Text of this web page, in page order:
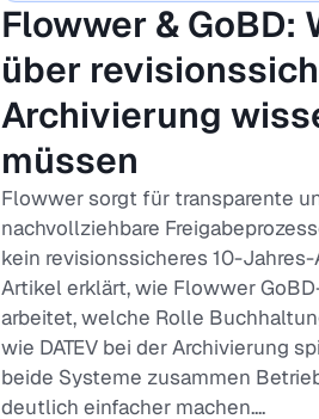
Flowwer & GoBD:
über
Archivierung
müssen
Flowwer sorgt für transparente
nachvollziehbare
kein revisionssicheres 10-Jahres-
Artikel erklärt, wie Flowwer
arbeitet, welche Rolle
wie DATEV bei der Archivierung
beide Systeme zusammen
deutlich einfacher machen....